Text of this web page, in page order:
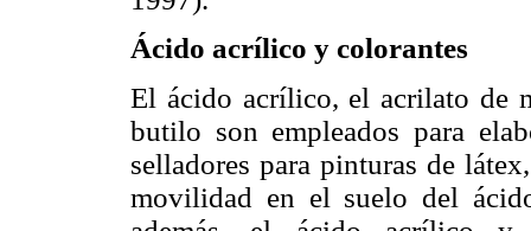
Ácido acrílico y colorantes
El ácido acrílico, el acrilato de
butilo son empleados para
selladores para pinturas de
movilidad en el suelo del